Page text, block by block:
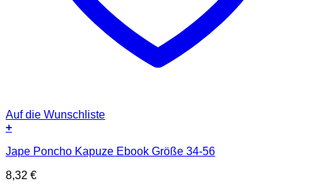
Auf die Wunschliste
+
Jape Poncho Kapuze Ebook Größe 34-56
8,32 €